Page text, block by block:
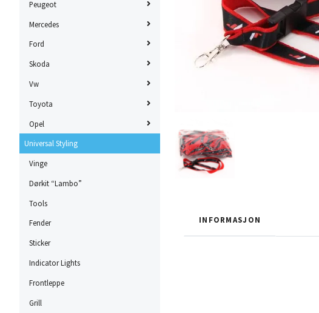
Peugeot
Mercedes
Ford
Skoda
Vw
Toyota
Opel
Universal Styling
Vinge
Dørkit “Lambo”
Tools
Fender
Sticker
Indicator Lights
Frontleppe
Grill
INFORMASJON